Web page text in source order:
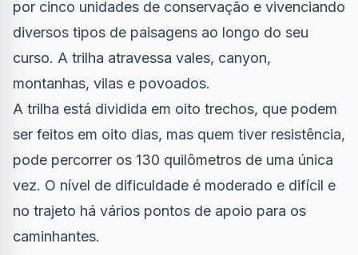
por cinco unidades de conservação e vivenciando
diversos tipos de paisagens ao longo do seu
curso. A trilha atravessa vales, canyon,
montanhas, vilas e povoados.
A trilha está dividida em oito trechos, que podem
ser feitos em oito dias, mas quem tiver resistência,
pode percorrer os 130 quilômetros de uma única
vez. O nível de dificuldade é moderado e difícil e
no trajeto há vários pontos de apoio para os
caminhantes.